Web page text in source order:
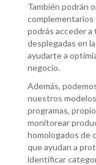
También podrán
complementarios
podrás acceder
desplegadas en
ayudarte a
negocio.
Además,
nuestros
programas,
monitorear
homologados de
que ayudan a
identificar